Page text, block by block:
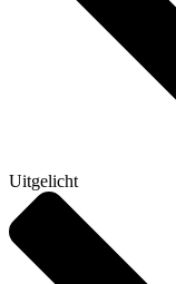
Uitgelicht